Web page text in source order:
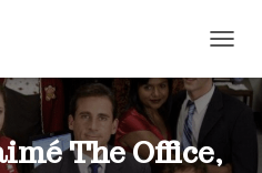
The Office,